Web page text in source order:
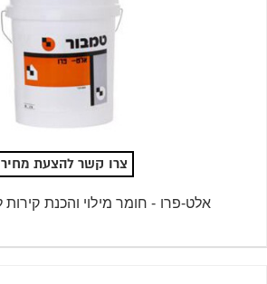
צרו קשר להצעת מחיר
אלט-פרו - חומר מילוי והכנת